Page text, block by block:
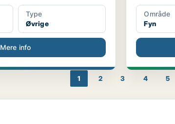
Type
Øvrige
Mere info
Område
Fyn
1 2 3 4 5